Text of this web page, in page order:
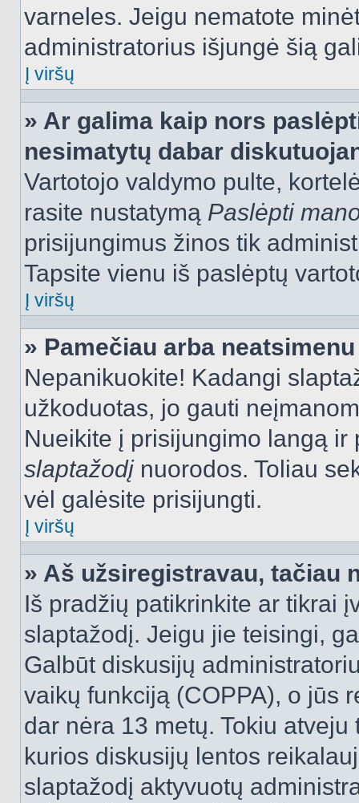
varneles. Jeigu nematote
administratorius išjungė šią
Į viršų
» Ar galima kaip nors
nesimatytų dabar
Vartotojo valdymo pulte,
rasite nustatymą Paslėpti
prisijungimus žinos tik
Tapsite vienu iš paslėptų
Į viršų
» Pamečiau arba
Nepanikuokite! Kadangi
užkoduotas, jo gauti
Nueikite į prisijungimo langą
slaptažodįnuorodos. Toliau
vėl galėsite prisijungti.
Į viršų
» Aš užsiregistravau, tačiau
Iš pradžių patikrinkite ar tikrai
slaptažodį. Jeigu jie teisingi,
Galbūt diskusijų
vaikų funkciją (COPPA), o jūs
dar nėra 13 metų. Tokiu
kurios diskusijų lentos
slaptažodį aktyvuotų